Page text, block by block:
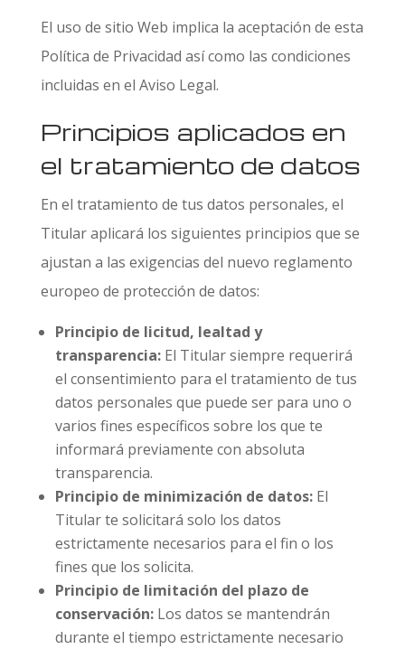
El uso de sitio Web implica la aceptación de esta
Política de Privacidad así como las condiciones
incluidas en el Aviso Legal.
Principios aplicados en
el tratamiento de datos
En el tratamiento de tus datos personales, el
Titular aplicará los siguientes principios que se
ajustan a las exigencias del nuevo reglamento
europeo de protección de datos:
Principio de licitud, lealtad y
transparencia:El Titular siempre requerirá
el consentimiento para el tratamiento de tus
datos personales que puede ser para uno o
varios fines específicos sobre los que te
informará previamente con absoluta
transparencia.
Principio de minimización de datos:El
Titular te solicitará solo los datos
estrictamente necesarios para el fin o los
fines que los solicita.
Principio de limitación del plazo de
conservación:Los datos se mantendrán
durante el tiempo estrictamente necesario